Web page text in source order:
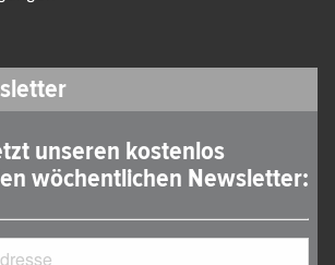
unseren kostenlos
wöchentlichen Newsletter: